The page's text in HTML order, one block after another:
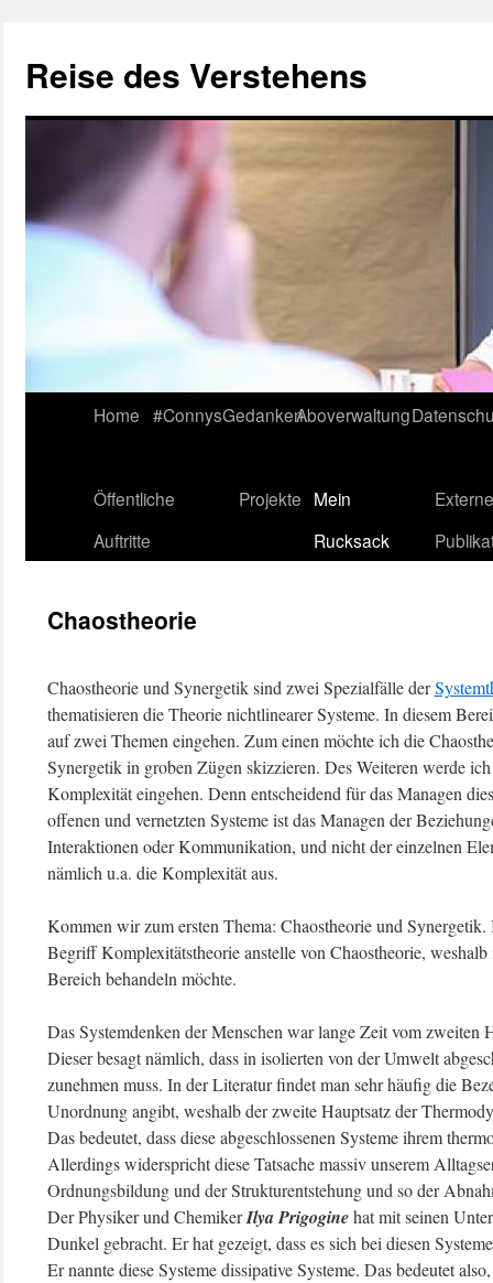
Reise des Verstehens
content
Home #ConnysGedankenAboverwaltung
Öffentliche
Auftritte
Projekte Mein
Rucksack
Externe
Chaostheorie
Chaostheorie und Synergetik sind zwei Spezialfälle der
thematisieren die Theorie nichtlinearer Systeme. In diesem
auf zwei Themen eingehen. Zum einen möchte ich die
Synergetik in groben Zügen skizzieren. Des Weiteren werde
Komplexität eingehen. Denn entscheidend für das Managen
offenen und vernetzten Systeme ist das Managen der
Interaktionen oder Kommunikation, und nicht der einzelnen
nämlich u.a. die Komplexität aus.
Kommen wir zum ersten Thema: Chaostheorie und
Begriff Komplexitätstheorie anstelle von Chaostheorie,
Bereich behandeln möchte.
Das Systemdenken der Menschen war lange Zeit vom zweiten
Dieser besagt nämlich, dass in isolierten von der Umwelt
zunehmen muss. In der Literatur findet man sehr häufig die
Unordnung angibt, weshalb der zweite Hauptsatz der
Das bedeutet, dass diese abgeschlossenen Systeme ihrem
Allerdings widerspricht diese Tatsache massiv unserem
Ordnungsbildung und der Strukturentstehung und so der
Der Physiker und ChemikerIlya Prigoginehat mit seinen
Dunkel gebracht. Er hat gezeigt, dass es sich bei diesen
Er nannte diese Systeme dissipative Systeme. Das bedeutet